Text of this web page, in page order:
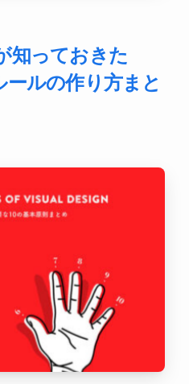
知っておきた
ルの作り方まと